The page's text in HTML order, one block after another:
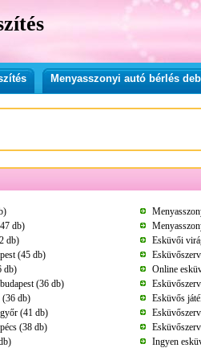
Menyasszonyi autó bérlés
db)
db)
Esküvői
(45 db)
db)
Online
(36 db)
(36 db)
Esküvős
(41 db)
(38 db)
Ingyen